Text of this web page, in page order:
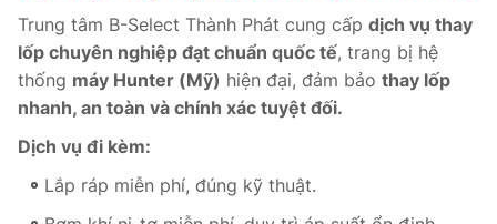
Trung tâm B-Select Thành Phát cung cấp dịch vụ thay
lốp chuyên nghiệp đạt chuẩn quốc tế, trang bị hệ
thống máy Hunter (Mỹ) hiện đại, đảm bảo thay lốp
nhanh, an toàn và chính xác tuyệt đối.
Dịch vụ đi kèm:
Lắp ráp miễn phí, đúng kỹ thuật.